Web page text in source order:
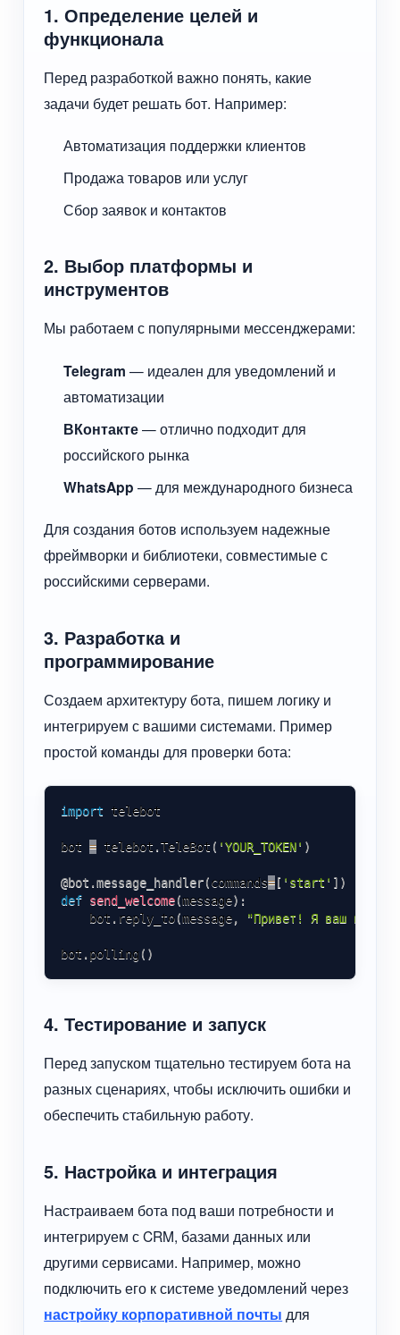
1. Определение целей и
функционала
Перед разработкой важно понять, какие
задачи будет решать бот. Например:
Автоматизация поддержки клиентов
Продажа товаров или услуг
Сбор заявок и контактов
2. Выбор платформы и
инструментов
Мы работаем с популярными мессенджерами:
Telegram — идеален для уведомлений и
автоматизации
ВКонтакте— отлично подходит для
российского рынка
WhatsApp — для международного бизнеса
Для создания ботов используем надежные
фреймворки и библиотеки, совместимые с
российскими серверами.
3. Разработка и
программирование
Создаем архитектуру бота, пишем логику и
интегрируем с вашими системами. Пример
простой команды для проверки бота:
import telebot
bot = telebot .TeleBot ( 'YOUR_TOKEN' )
@bot .message_handler(commands=[ 'start' ] )
def send_welcome(message) :
    bot
. reply_to(message, "Привет! Я ваш
bot . polling( )
4. Тестирование и запуск
Перед запуском тщательно тестируем бота на
разных сценариях, чтобы исключить ошибки и
обеспечить стабильную работу.
5. Настройка и интеграция
Настраиваем бота под ваши потребности и
интегрируем с CRM, базами данных или
другими сервисами. Например, можно
подключить его к системе уведомлений через
настройку корпоративной почты для